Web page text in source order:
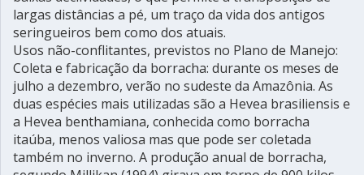
largas distâncias a pé, um traço da vida dos antigos
seringueiros bem como dos atuais.
Usos não-conflitantes, previstos no Plano de Manejo:
Coleta e fabricação da borracha: durante os meses de
julho a dezembro, verão no sudeste da Amazônia. As
duas espécies mais utilizadas são a Hevea brasiliensis e
a Hevea benthamiana, conhecida como borracha
itaúba, menos valiosa mas que pode ser coletada
também no inverno. A produção anual de borracha,